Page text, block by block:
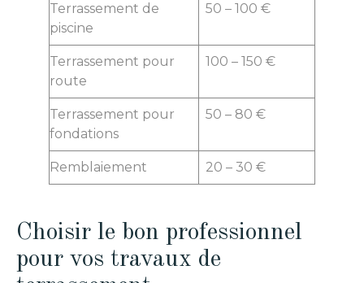
Terrassement de
piscine
50 – 100 €
Terrassement pour
route
100 – 150 €
Terrassement pour
fondations
50 – 80 €
Remblaiement 20 – 30 €
Choisir le bon professionnel
pour vos travaux de